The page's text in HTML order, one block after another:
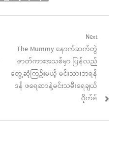
Next
Next
post:
The Mummy နောက်ဆက်တွဲ
ဇာတ်ကားအသစ်မှာ ပြန်လည်
တွေ့ဆုံကြဦးမယ့် မင်းသားဘရန်
ဒန် ဖရေဆာနဲ့မင်းသမီးရေချယ်
ဝိုက်ဇ်